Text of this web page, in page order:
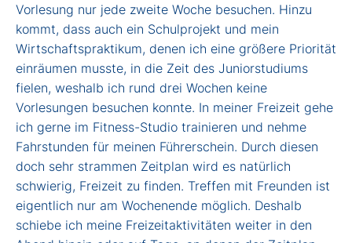
Vorlesung nur jede zweite Woche besuchen. Hinzu
kommt, dass auch ein Schulprojekt und mein
Wirtschaftspraktikum, denen ich eine größere Priorität
einräumen musste, in die Zeit des Juniorstudiums
fielen, weshalb ich rund drei Wochen keine
Vorlesungen besuchen konnte. In meiner Freizeit gehe
ich gerne im Fitness-Studio trainieren und nehme
Fahrstunden für meinen Führerschein. Durch diesen
doch sehr strammen Zeitplan wird es natürlich
schwierig, Freizeit zu finden. Treffen mit Freunden ist
eigentlich nur am Wochenende möglich. Deshalb
schiebe ich meine Freizeitaktivitäten weiter in den